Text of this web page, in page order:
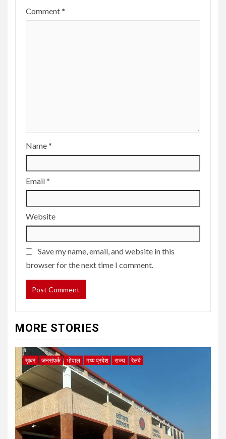
Comment*
Name*
Email*
Website
Save my name, email, and website in this
browser for the next time I comment.
MORE STORIES
ख़बर जनसंपर्क भोपाल मध्य प्रदेश राज्य रेलवे